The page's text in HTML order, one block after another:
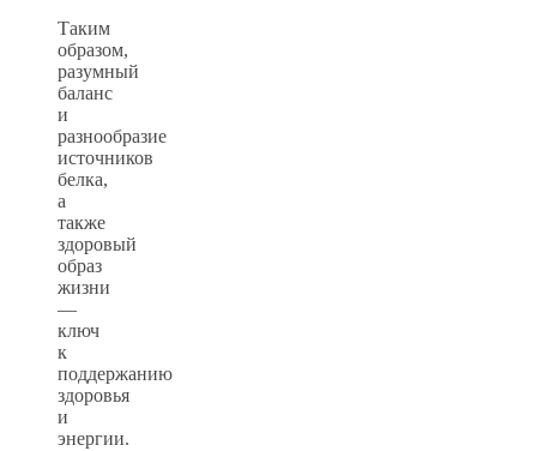
Таким
образом,
разумный
баланс
и
разнообразие
источников
белка,
а
также
здоровый
образ
жизни
—
ключ
к
поддержанию
здоровья
и
энергии.